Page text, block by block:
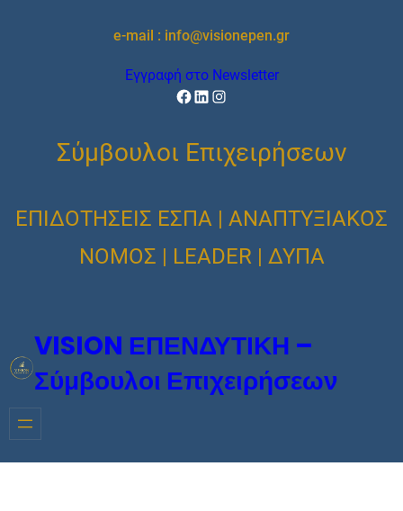
e-mail : info@visionepen.gr
Εγγραφή στο Newsletter
Facebook
Linkedin
Instagram
Σύμβουλοι Επιχειρήσεων
ΕΠΙΔΟΤΗΣΕΙΣ ΕΣΠΑ | ΑΝΑΠΤΥΞΙΑΚΟΣ
ΝΟΜΟΣ | LEADER | ΔΥΠΑ
VISION ΕΠΕΝΔΥΤΙΚΗ –
Σύμβουλοι Επιχειρήσεων